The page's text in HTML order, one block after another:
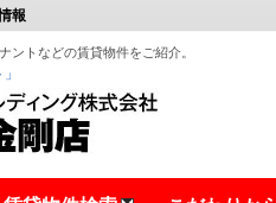
報
ントなどの賃貸物件をご紹介。